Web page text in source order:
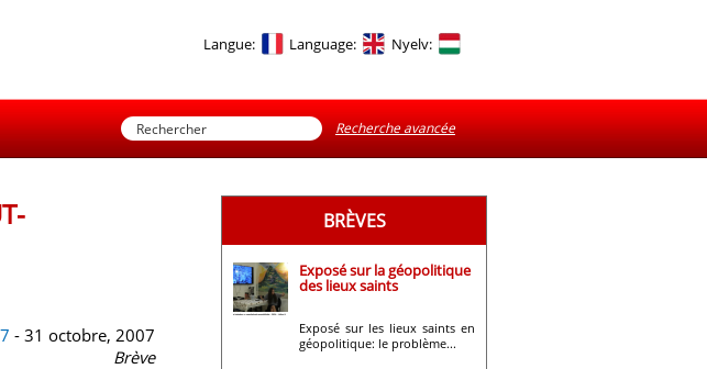
Langue: Language: Nyelv:
Recherche avancée
- 31 octobre, 2007
Brève
BRÈVES
Exposé sur la géopolitique
des lieux saints
Exposé sur les lieux saints en
géopolitique: le problème...